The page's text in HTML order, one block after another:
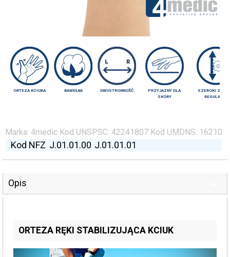
ORTEZA KCIUKA BAWEŁNA DWUSTRONNOŚĆ
PRZYJAZNY DLA
SKÓRY
SZEROKI
REGULACJI
Marka: 4medic Kod UNSPSC: 42241807 Kod UMDNS: 16210
Kod NFZ J.01.01.00 J.01.01.01
Opis
ORTEZA RĘKI STABILIZUJĄCA KCIUK